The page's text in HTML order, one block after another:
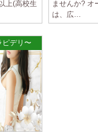
上(高校生
ませんか? オ
は、広…
ピデリ〜